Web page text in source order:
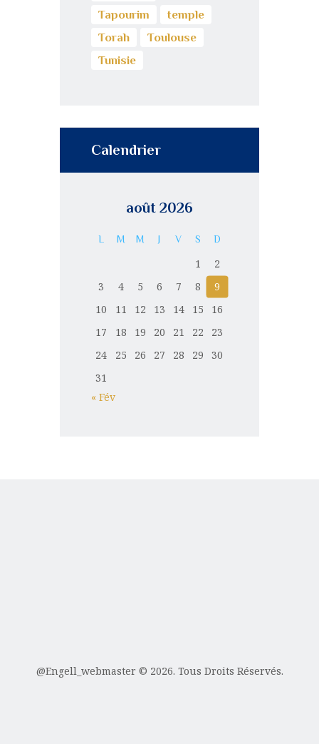
Tapourim
temple
Torah
Toulouse
Tunisie
Calendrier
août 2026
L M M J V S D
1
2
3
4 5 6 7 8
9
10
11 12 13 14 15
16
17
18 19 20 21 22
23
24
25 26 27 28 29
30
31
« Fév
@Engell_webmaster © 2026. Tous Droits Réservés.